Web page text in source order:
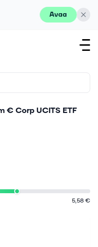
Avaa
€ Corp UCITS ETF
5,58 €